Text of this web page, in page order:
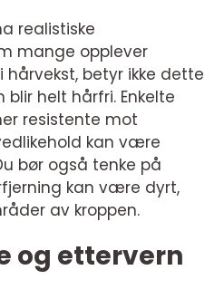
realistiske
mange opplever
hårvekst, betyr ikke dette
helt hårfri. Enkelte
resistente mot
kan være
bør også tenke på
kan være dyrt,
av kroppen.
og ettervern